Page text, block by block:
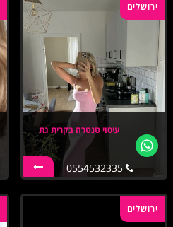
ירושלים
עיסוי טנטרה בקרית גת
0554532335
ירושלים